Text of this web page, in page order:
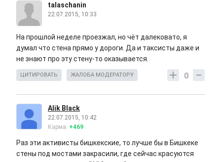
talaschanin
22.07.2015, 10:33
На прошлой неделе проезжал, но чёт далековато, я
думал что стена прямо у дороги. Да и таксисты даже и
не знают про эту стену-то оказывается.
0
ЦИТИРОВАТЬ ЖАЛОБА МОДЕРАТОРУ
Alik Black
22.07.2015, 10:42
Карма: +469
Раз эти активисты бишкекские, то лучше бы в Бишкеке
стены под мостами закрасили, где сейчас красуются